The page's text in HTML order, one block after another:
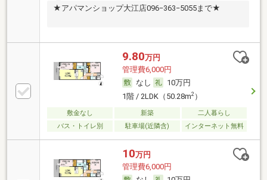
★アパマンショップ大江店096−363−5055まで★
9.80万円
管理費6,000円
なし
10万円
1階 / 2LDK（50.28m2）
敷金なし 新築
二人暮らし
バス・トイレ別
駐車場(近隣含) インターネット無料
10万円
管理費6,000円